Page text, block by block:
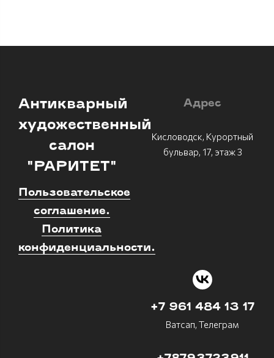
Антикварный
художественный
салон
"РАРИТЕТ"
Пользовательское
соглашение.
Политика
конфиденциальности.
Адрес
Кисловодск, Курортный
бульвар, 17, этаж 3
+7 961 484 13 17
Ватсап, Телеграм